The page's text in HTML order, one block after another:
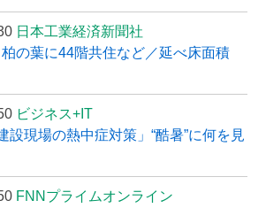
日本工業経済新聞社
の葉に44階共住など／延べ床面積
ビジネス+IT
設現場の熱中症対策」“酷暑”に何を見
FNNプライムオンライン